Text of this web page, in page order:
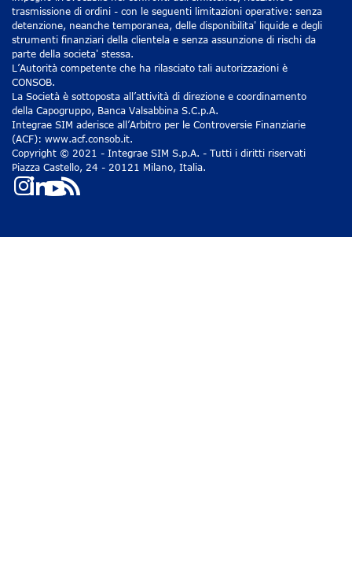
trasmissione di ordini - con le seguenti limitazioni operative: senza
detenzione, neanche temporanea, delle disponibilita' liquide e degli
strumenti finanziari della clientela e senza assunzione di rischi da
parte della societa' stessa.
L’Autorità competente che ha rilasciato tali autorizzazioni è
CONSOB.
La Società è sottoposta all’attività di direzione e coordinamento
della Capogruppo, Banca Valsabbina S.C.p.A.
Integrae SIM aderisce all’Arbitro per le Controversie Finanziarie
(ACF): www.acf.consob.it.
Copyright © 2021 - Integrae SIM S.p.A. - Tutti i diritti riservati
Piazza Castello, 24 - 20121 Milano, Italia.